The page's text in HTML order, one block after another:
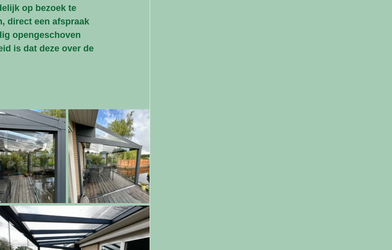
op bezoek te
direct een afspraak
opengeschoven
is dat deze over de